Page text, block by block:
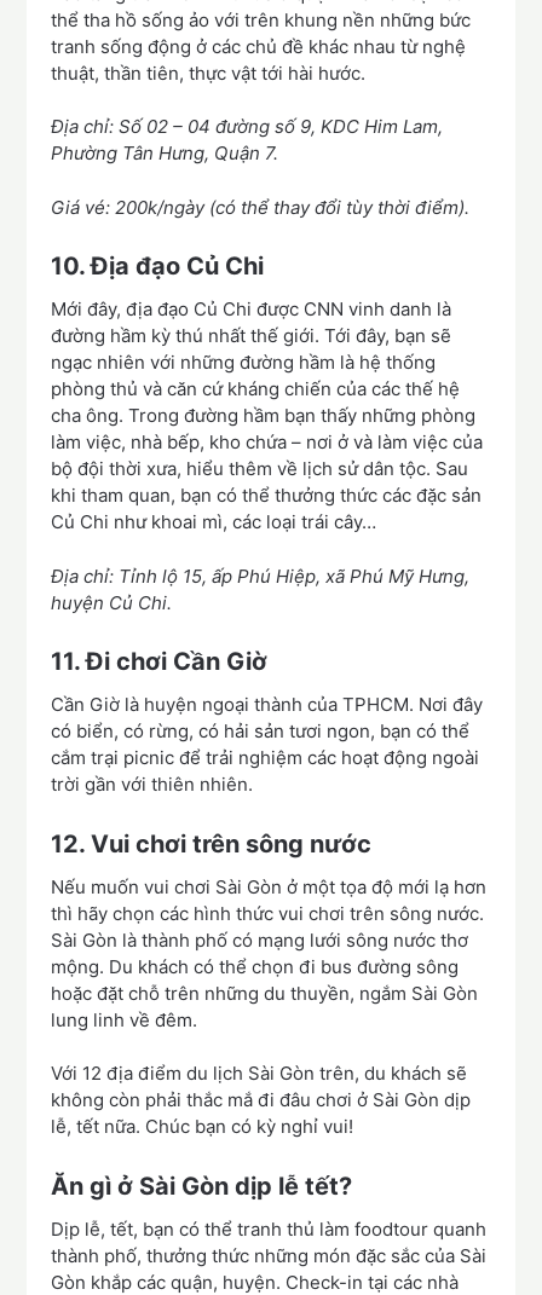
thể tha hồ sống ảo với trên khung nền những bức
tranh sống động ở các chủ đề khác nhau từ nghệ
thuật, thần tiên, thực vật tới hài hước.
Địa chỉ: Số 02 – 04 đường số 9, KDC Him Lam,
Phường Tân Hưng, Quận 7.
Giá vé: 200k/ngày (có thể thay đổi tùy thời điểm).
10. Địa đạo Củ Chi
Mới đây, địa đạo Củ Chi được CNN vinh danh là
đường hầm kỳ thú nhất thế giới. Tới đây, bạn sẽ
ngạc nhiên với những đường hầm là hệ thống
phòng thủ và căn cứ kháng chiến của các thế hệ
cha ông. Trong đường hầm bạn thấy những phòng
làm việc, nhà bếp, kho chứa – nơi ở và làm việc của
bộ đội thời xưa, hiểu thêm về lịch sử dân tộc. Sau
khi tham quan, bạn có thể thưởng thức các đặc sản
Củ Chi như khoai mì, các loại trái cây…
Địa chỉ: Tỉnh lộ 15, ấp Phú Hiệp, xã Phú Mỹ Hưng,
huyện Củ Chi.
11. Đi chơi Cần Giờ
Cần Giờ là huyện ngoại thành của TPHCM. Nơi đây
có biển, có rừng, có hải sản tươi ngon, bạn có thể
cắm trại picnic để trải nghiệm các hoạt động ngoài
trời gần với thiên nhiên.
12. Vui chơi trên sông nước
Nếu muốn vui chơi Sài Gòn ở một tọa độ mới lạ hơn
thì hãy chọn các hình thức vui chơi trên sông nước.
Sài Gòn là thành phố có mạng lưới sông nước thơ
mộng. Du khách có thể chọn đi bus đường sông
hoặc đặt chỗ trên những du thuyền, ngắm Sài Gòn
lung linh về đêm.
Với 12 địa điểm du lịch Sài Gòn trên, du khách sẽ
không còn phải thắc mắ đi đâu chơi ở Sài Gòn dịp
lễ, tết nữa. Chúc bạn có kỳ nghỉ vui!
Ăn gì ở Sài Gòn dịp lễ tết?
Dịp lễ, tết, bạn có thể tranh thủ làm foodtour quanh
thành phố, thưởng thức những món đặc sắc của Sài
Gòn khắp các quận, huyện. Check-in tại các nhà